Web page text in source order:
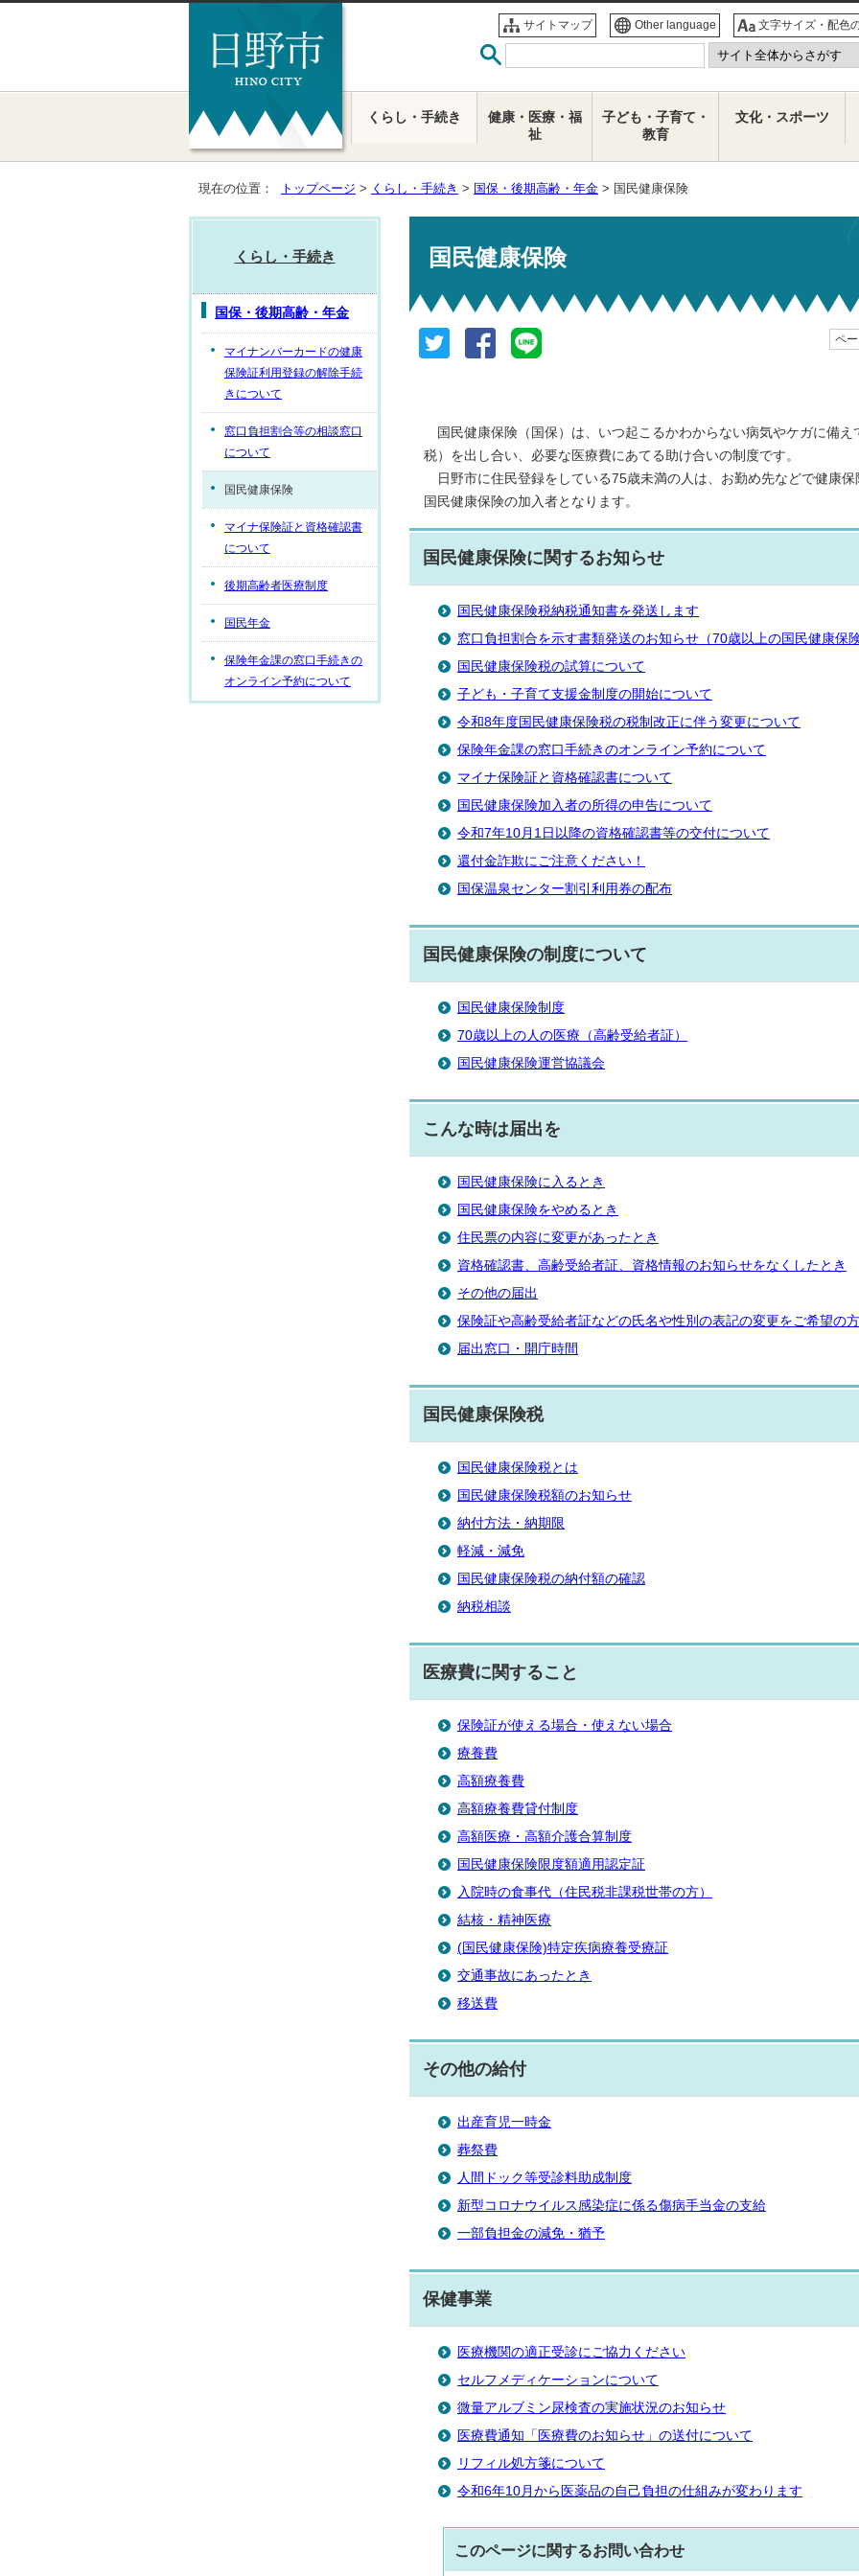
サイトマップ Other language 文字サイズ・配色
くらし・手続き
健康・医療・福
祉
子ども・子育て・
教育
文化・スポーツ
現在の位置： トップページ > くらし・手続き > 国保・後期高齢・年金 > 国民健康保険
国民健康保険
ペ
国民健康保険（国保）は、いつ起こるかわからない病気やケガに備え
税）を出し合い、必要な医療費にあてる助け合いの制度です。
日野市に住民登録をしている75歳未満の人は、お勤め先などで健康
国民健康保険の加入者となります。
国民健康保険に関するお知らせ
国民健康保険税納税通知書を発送します
窓口負担割合を示す書類発送のお知らせ（70歳以上の国民健康保
国民健康保険税の試算について
子ども・子育て支援金制度の開始について
令和8年度国民健康保険税の税制改正に伴う変更について
保険年金課の窓口手続きのオンライン予約について
マイナ保険証と資格確認書について
国民健康保険加入者の所得の申告について
令和7年10月1日以降の資格確認書等の交付について
還付金詐欺にご注意ください！
国保温泉センター割引利用券の配布
国民健康保険の制度について
国民健康保険制度
70歳以上の人の医療（高齢受給者証）
国民健康保険運営協議会
こんな時は届出を
国民健康保険に入るとき
国民健康保険をやめるとき
住民票の内容に変更があったとき
資格確認書、高齢受給者証、資格情報のお知らせをなくしたとき
その他の届出
保険証や高齢受給者証などの氏名や性別の表記の変更をご希望の
届出窓口・開庁時間
国民健康保険税
国民健康保険税とは
国民健康保険税額のお知らせ
納付方法・納期限
軽減・減免
国民健康保険税の納付額の確認
納税相談
医療費に関すること
保険証が使える場合・使えない場合
療養費
高額療養費
高額療養費貸付制度
高額医療・高額介護合算制度
国民健康保険限度額適用認定証
入院時の食事代（住民税非課税世帯の方）
結核・精神医療
(国民健康保険)特定疾病療養受療証
交通事故にあったとき
移送費
その他の給付
出産育児一時金
葬祭費
人間ドック等受診料助成制度
新型コロナウイルス感染症に係る傷病手当金の支給
一部負担金の減免・猶予
保健事業
医療機関の適正受診にご協力ください
セルフメディケーションについて
微量アルブミン尿検査の実施状況のお知らせ
医療費通知「医療費のお知らせ」の送付について
リフィル処方箋について
令和6年10月から医薬品の自己負担の仕組みが変わります
このページに関するお問い合わせ
くらし・手続き
国保・後期高齢・年金
マイナンバーカードの健康
保険証利用登録の解除手続
きについて
窓口負担割合等の相談窓口
について
国民健康保険
マイナ保険証と資格確認書
について
後期高齢者医療制度
国民年金
保険年金課の窓口手続きの
オンライン予約について